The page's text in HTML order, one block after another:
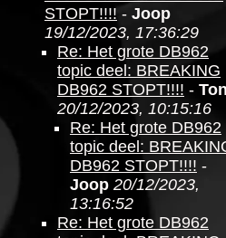
STOPT!!!! - Joop
19/12/2023, 17:36:29
Re: Het grote DB962
topic deel: BREAKING
DB962 STOPT!!!! -
20/12/2023, 10:15:16
Re: Het grote DB962
topic deel:
DB962 STOPT!!!! -
Joop 20/12/2023,
13:16:52
Re: Het grote DB962